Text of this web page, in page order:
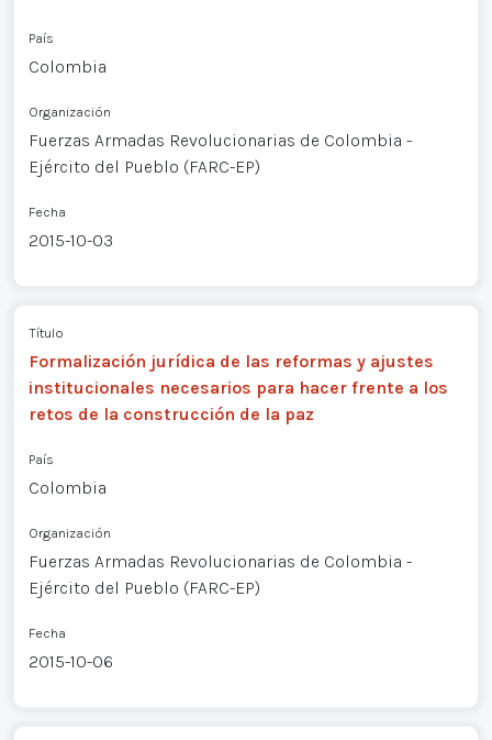
País
Colombia
Organización
Fuerzas Armadas Revolucionarias de Colombia -
Ejército del Pueblo (FARC-EP)
Fecha
2015-10-03
Título
Formalización jurídica de las reformas y ajustes
institucionales necesarios para hacer frente a los
retos de la construcción de la paz
País
Colombia
Organización
Fuerzas Armadas Revolucionarias de Colombia -
Ejército del Pueblo (FARC-EP)
Fecha
2015-10-06